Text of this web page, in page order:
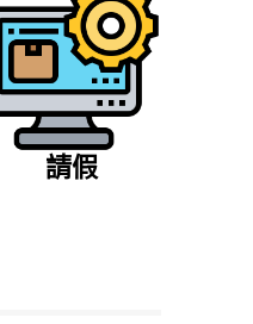
請假